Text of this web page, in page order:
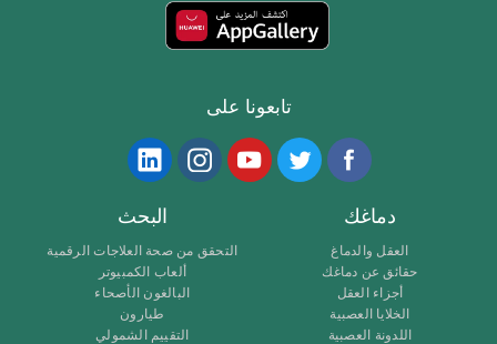
تابعونا على
دماغك
العقل والدماغ
حقائق عن دماغك
أجزاء العقل
الخلايا العصبية
اللدونة العصبية
البحث
التحقق من صحة العلاجات الرقمية
ألعاب الكمبيوتر
البالغون الأصحاء
طيارون
التقييم الشمولي